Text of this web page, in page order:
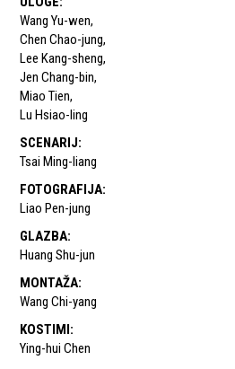
Wang Yu-wen,
Chen Chao-jung,
Lee Kang-sheng,
Jen Chang-bin,
Miao Tien,
Lu Hsiao-ling
SCENARIJ:
Tsai Ming-liang
FOTOGRAFIJA:
Liao Pen-jung
GLAZBA:
Huang Shu-jun
MONTAŽA:
Wang Chi-yang
KOSTIMI:
Ying-hui Chen